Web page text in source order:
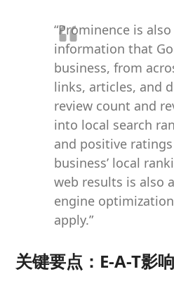
“Prominence is
information that
business, from
links, articles, and
review count and
into local search
and positive
business’ local
web results is also
engine
apply.”
关键要点：E-A-T影